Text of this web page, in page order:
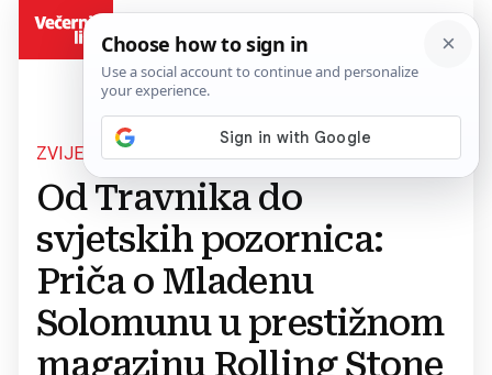
ZVIJEZDA ELEKTRONIČKE GLAZBE
Od Travnika do
svjetskih pozornica:
Priča o Mladenu
Solomunu u prestižnom
magazinu Rolling Stone